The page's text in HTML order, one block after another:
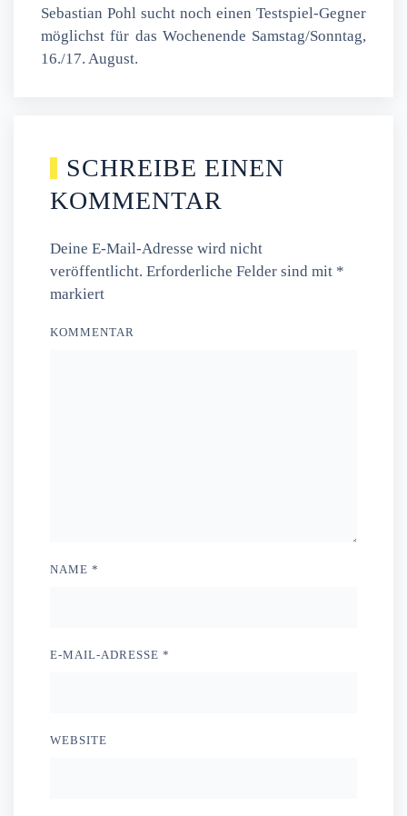
Sebastian Pohl sucht noch einen Testspiel-Gegner
möglichst für das Wochenende Samstag/Sonntag,
16./17. August.
SCHREIBE EINEN
KOMMENTAR
Deine E-Mail-Adresse wird nicht
veröffentlicht. Erforderliche Felder sind mit *
markiert
KOMMENTAR
NAME *
E-MAIL-ADRESSE *
WEBSITE